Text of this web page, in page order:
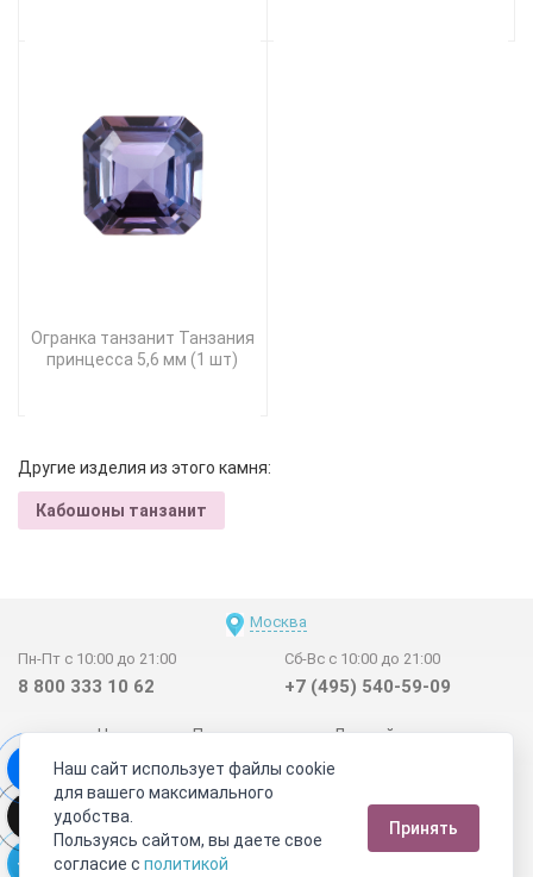
Огранка танзанит Танзания
принцесса 5,6 мм (1 шт)
Другие изделия из этого камня:
Кабошоны танзанит
Москва
Пн-Пт с 10:00 до 21:00
8 800 333 10 62
Сб-Вс с 10:00 до 21:00
+7 (495) 540-59-09
Новинки Поставщикам
Личный счет
Договор-оферта
О нас
Наши магазины
Отзывы покупателей
Сертификаты
Статьи
Обратная связь
Видео о камнях СОУТ
Телеграм
Наш сайт использует файлы cookie
для вашего максимального
удобства.
Пользуясь сайтом, вы даете свое
согласие с политикой
Принять